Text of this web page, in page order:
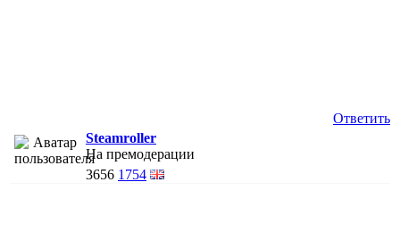
Ответить
Steamroller
На премодерации
3656 1754